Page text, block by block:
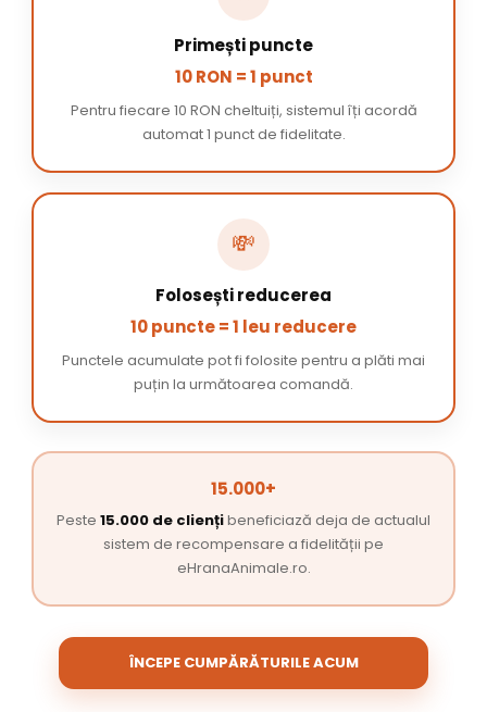
Primești puncte
10 RON = 1 punct
Pentru fiecare 10 RON cheltuiți, sistemul îți acordă
automat 1 punct de fidelitate.
💸
Folosești reducerea
10 puncte = 1 leu reducere
Punctele acumulate pot fi folosite pentru a plăti mai
puțin la următoarea comandă.
15.000+
Peste 15.000 de cliențibeneficiază deja de actualul
sistem de recompensare a fidelității pe
eHranaAnimale.ro.
ÎNCEPE CUMPĂRĂTURILE ACUM